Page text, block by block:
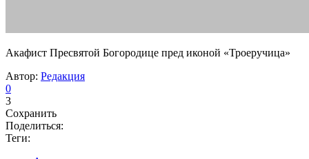
Акафист Пресвятой Богородице пред иконой «Троеручица»
Автор: Редакция
0
3
Сохранить
Поделиться:
Теги: